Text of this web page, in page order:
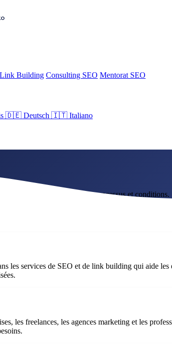
Link Building Consulting SEO Mentorat SEO
🇩🇪 Deutsch 🇮🇹 Italiano
Consulting SEO Mentorat SEO
courantes sur nos services, processus et conditions.
les services de SEO et de link building qui aide
les freelances, les agences marketing et les